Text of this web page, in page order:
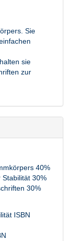
Sie
sie
zur
40%
30%
30%
ISBN